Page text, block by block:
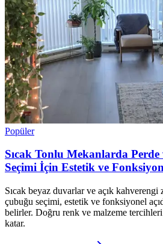
Popüler
Sıcak Tonlu Mekanlarda
Seçimi İçin Estetik ve
Sıcak beyaz duvarlar ve açık
çubuğu seçimi, estetik ve fonksiyonel
belirler. Doğru renk ve malzeme
katar.